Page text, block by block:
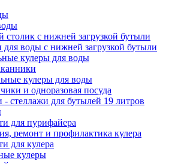
столик с нижней загрузкой бутыли
для воды с нижней загрузкой бутыли
кулеры для воды
кулеры для воды
и одноразовая посуда
- стеллажи для бутылей 19 литров
для пурифайера
ремонт и профилактика кулера
для кулера
кулеры